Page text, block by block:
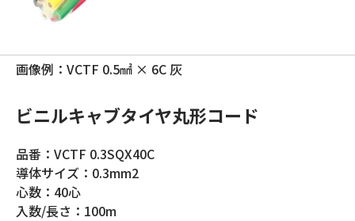
画像例：VCTF 0.5㎟ × 6C 灰
ビニルキャブタイヤ丸形コード
品番：VCTF 0.3SQX40C
導体サイズ：0.3mm2
心数：40心
入数/長さ：100m